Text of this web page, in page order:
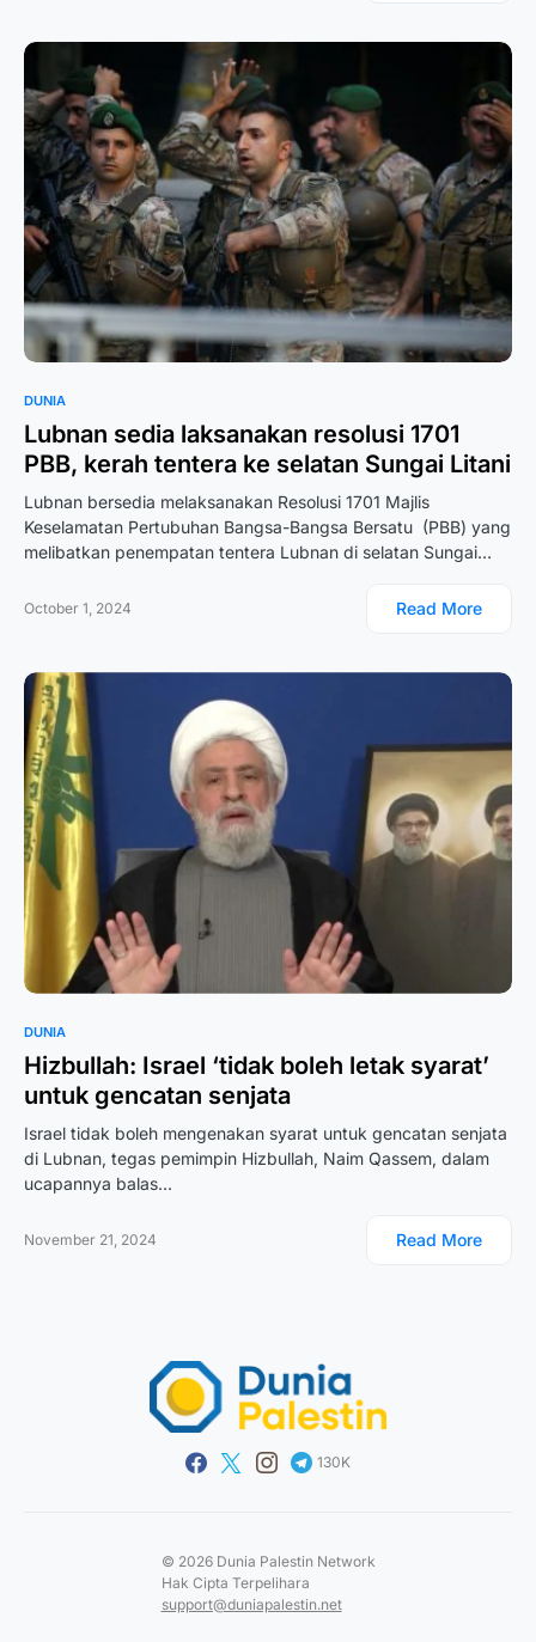
DUNIA
Lubnan sedia laksanakan resolusi 1701
PBB, kerah tentera ke selatan Sungai Litani
Lubnan bersedia melaksanakan Resolusi 1701 Majlis
Keselamatan Pertubuhan Bangsa-Bangsa Bersatu (PBB) yang
melibatkan penempatan tentera Lubnan di selatan Sungai…
October 1, 2024 Read More
DUNIA
Hizbullah: Israel ‘tidak boleh letak syarat’
untuk gencatan senjata
Israel tidak boleh mengenakan syarat untuk gencatan senjata
di Lubnan, tegas pemimpin Hizbullah, Naim Qassem, dalam
ucapannya balas…
November 21, 2024 Read More
130K
© 2026 Dunia Palestin Network
Hak Cipta Terpelihara
support@duniapalestin.net